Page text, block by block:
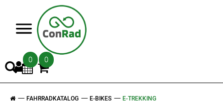
0 0
FAHRRADKATALOG E-BIKES E-TREKKING